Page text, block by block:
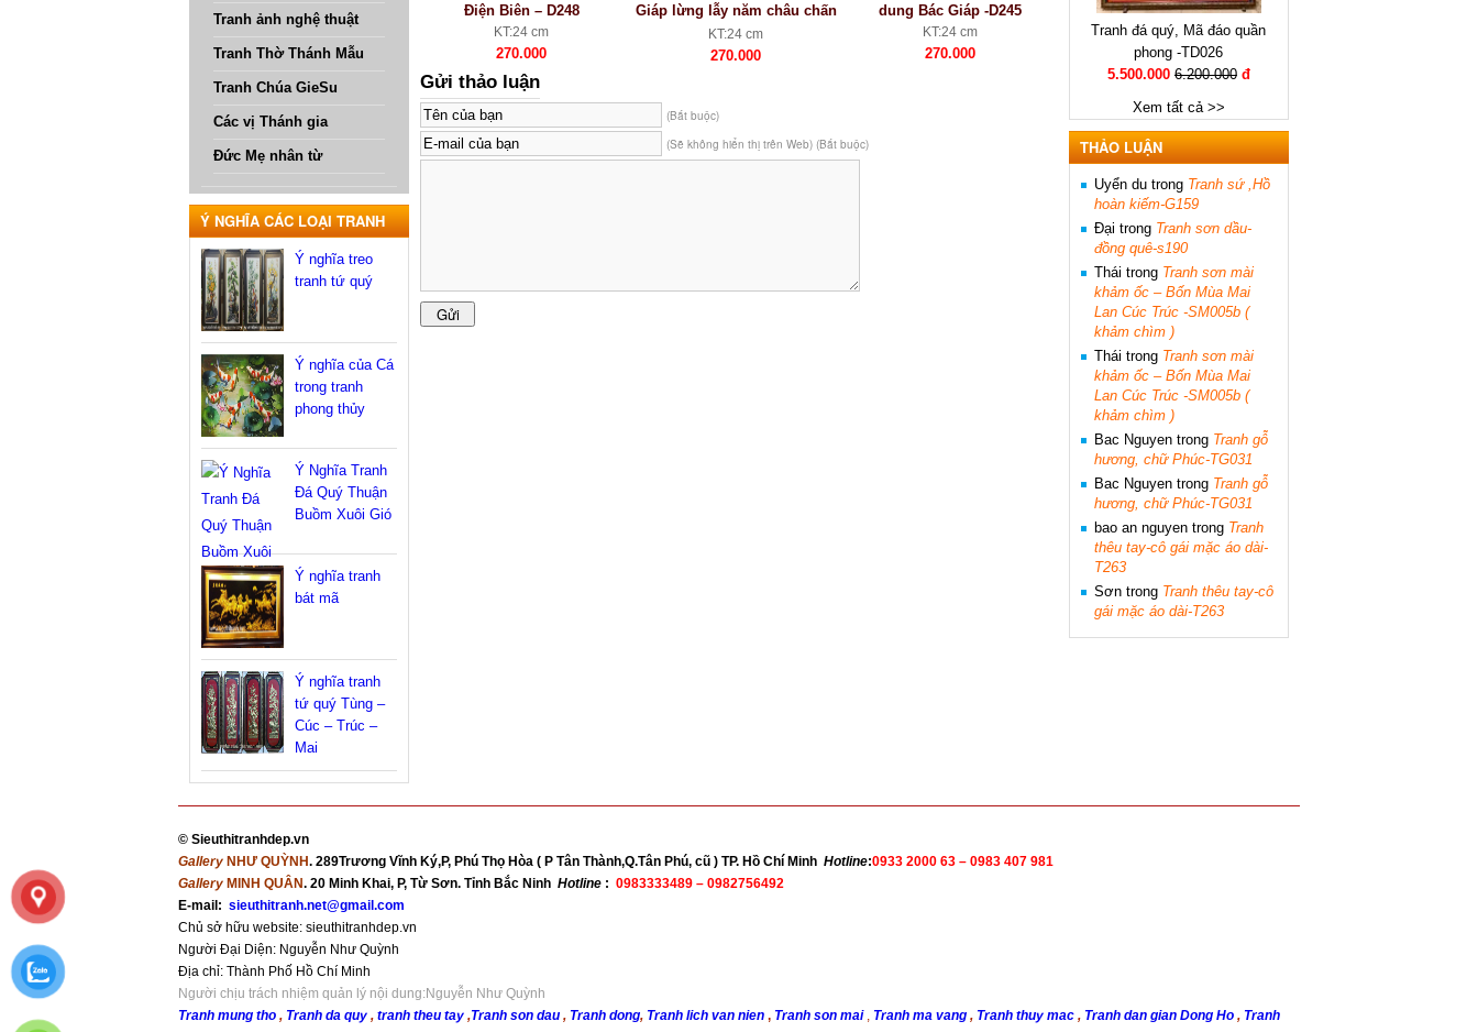
Tranh ảnh nghệ thuật
Tranh Thờ Thánh Mẫu
Tranh Chúa GieSu
Các vị Thánh gia
Đức Mẹ nhân từ
Ý NGHĨA CÁC LOẠI TRANH
Ý nghĩa treo
tranh tứ quý
Ý nghĩa của Cá
trong tranh
phong thủy
Ý Nghĩa Tranh
Đá Quý Thuận
Buồm Xuôi Gió
Ý nghĩa tranh
bát mã
Ý nghĩa tranh
tứ quý Tùng –
Cúc – Trúc –
Mai
Điện Biên – D248
KT:24 cm
270.000
Giáp lừng lẫy năm châu chấn
động địa cầu – D247
KT:24 cm
270.000
dung Bác Giáp -D245
KT:24 cm
270.000
Gửi thảo luận
(Bắt buộc)
(Sẽ không hiển thị trên Web) (Bắt buộc)
Tranh đá quý, Mã đáo quần
phong -TD026
5.500.000 6.200.000đ
Xem tất cả >>
THẢO LUẬN
Uyển dutrong Tranh sứ ,Hồ
hoàn kiếm-G159
Đại trong Tranh sơn dầu-
đồng quê-s190
Thái trong Tranh sơn mài
khảm ốc – Bốn Mùa Mai
Lan Cúc Trúc -SM005b (
khảm chìm )
Thái trong Tranh sơn mài
khảm ốc – Bốn Mùa Mai
Lan Cúc Trúc -SM005b (
khảm chìm )
Bac Nguyentrong Tranh gỗ
hương, chữ Phúc-TG031
Bac Nguyentrong Tranh gỗ
hương, chữ Phúc-TG031
bao an nguyentrong Tranh
thêu tay-cô gái mặc áo dài-
T263
Sơntrong Tranh thêu tay-cô
gái mặc áo dài-T263
© Sieuthitranhdep.vn
Gallery NHƯ QUỲNH. 289Trương Vĩnh Ký,P, Phú Thọ Hòa ( P Tân Thành,Q.Tân Phú, cũ ) TP. Hồ Chí Minh Hotline:0933 2000 63 – 0983 407 981
Gallery MINH QUÂN. 20 Minh Khai, P, Từ Sơn. Tỉnh Bắc Ninh Hotline : 0983333489 – 0982756492
E-mail: sieuthitranh.net@gmail.com
Chủ sở hữu website: sieuthitranhdep.vn
Người Đại Diện: Nguyễn Như Quỳnh
Địa chỉ: Thành Phố Hồ Chí Minh
Người chịu trách nhiệm quản lý nội dung:Nguyễn Như Quỳnh
Tranh mung tho , Tranh da quy , tranh theu tay ,Tranh son dau , Tranh dong, Tranh lich van nien , Tranh son mai , Tranh ma vang , Tranh thuy mac , Tranh dan gian Dong Ho , Tranh